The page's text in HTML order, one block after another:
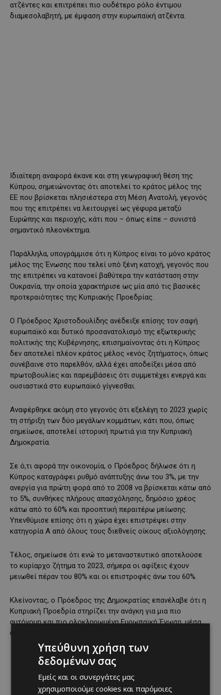
ατζέντες και επιτρέπει πιο ουδέτερο ρόλο έντιμου
διαμεσολαβητή, με έμφαση στην ευρωπαϊκή ατζέντα.
Ιδιαίτερη αναφορά έκανε και στη γεωγραφική θέση της
Κύπρου, σημειώνοντας ότι αποτελεί το κράτος μέλος της
ΕΕ που βρίσκεται πλησιέστερα στη Μέση Ανατολή, γεγονός
που της επιτρέπει να λειτουργεί ως γέφυρα μεταξύ
Ευρώπης και περιοχής, κάτι που – όπως είπε – συνιστά
σημαντικό πλεονέκτημα.
Παράλληλα, υπογράμμισε ότι η Κύπρος είναι το μόνο κράτος
μέλος της Ένωσης που τελεί υπό ξένη κατοχή, γεγονός που
της επιτρέπει να κατανοεί βαθύτερα την κατάσταση στην
Ουκρανία, την οποία χαρακτήρισε ως μία από τις βασικές
προτεραιότητες της Κυπριακής Προεδρίας.
Ο Πρόεδρος Χριστοδουλίδης ανέδειξε επίσης τον σαφή
ευρωπαϊκό και δυτικό προσανατολισμό της εξωτερικής
πολιτικής της Κυβέρνησης, επισημαίνοντας ότι η Κύπρος
δεν αποτελεί πλέον κράτος μέλος «ενός ζητήματος», όπως
συνέβαινε στο παρελθόν, αλλά έχει αποδείξει μέσα από
πρωτοβουλίες και παρεμβάσεις ότι συμμετέχει ενεργά και
ουσιαστικά στο ευρωπαϊκό γίγνεσθαι.
Αναφέρθηκε ακόμη στο γεγονός ότι εξελέγη το 2023 χωρίς
τη στήριξη των δύο μεγάλων κομμάτων, κάτι που, όπως
σημείωσε, αποτελεί ιστορική πρωτιά για την Κυπριακή
Δημοκρατία.
Σε ό,τι αφορά την οικονομία, ο Πρόεδρος δήλωσε ότι η
Κύπρος καταγράφει ρυθμό ανάπτυξης άνω του 3%, με την
ανεργία για πρώτη φορά από το 2008 να βρίσκεται κάτω από
το 5%, συνθήκες πλήρους απασχόλησης, δημόσιο χρέος
κάτω από το 60% και προοπτική περαιτέρω μείωσης.
Υπενθύμισε επίσης ότι η χώρα έχει επιστρέψει στην
κατηγορία Α από όλους τους διεθνείς οίκους αξιολόγησης.
Τέλος, σημείωσε ότι ενώ το μεταναστευτικό αποτελούσε
το κυρίαρχο ζήτημα το 2023, σήμερα οι αφίξεις έχουν
μειωθεί πέραν του 80% και οι επιστροφές άνω του 60%.
Κλείνοντας, ο Πρόεδρος της Δημοκρατίας επανέλαβε ότι η
Κυπριακή Προεδρία στηρίζει την ανάγκη για μια πιο
αυτόνομη και πιο ολοκληρωμένη Ευρωπαϊκή Ένωση, μέσα
από βαθύτερη εμβάθυνση της ευρωπαϊκής ολοκλήρωσης.
Υπεύθυνη χρήση των
δεδομένων σας
Εμείς και οι συνεργάτες μας
χρησιμοποιούμε cookies και παρόμοιες